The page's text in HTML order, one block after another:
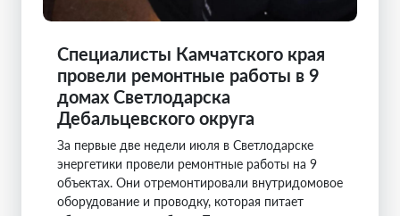
Специалисты Камчатского края
провели ремонтные работы в 9
домах Светлодарска
Дебальцевского округа
За первые две недели июля в Светлодарске
энергетики провели ремонтные работы на 9
объектах. Они отремонтировали внутридомовое
оборудование и проводку, которая питает